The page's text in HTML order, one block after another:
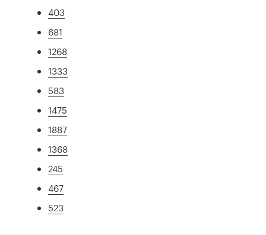
403
681
1268
1333
583
1475
1887
1368
245
467
523